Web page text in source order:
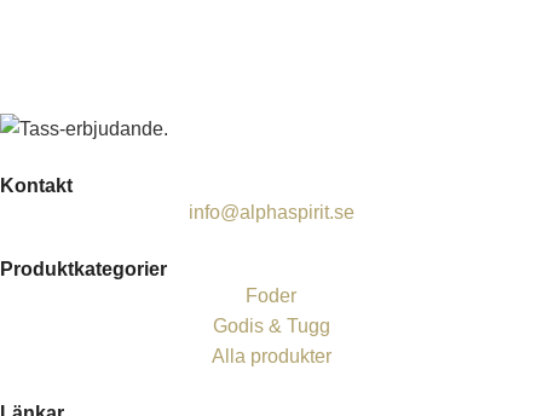
Kontakt
info@alphaspirit.se
Produktkategorier
Foder
Godis & Tugg
Alla produkter